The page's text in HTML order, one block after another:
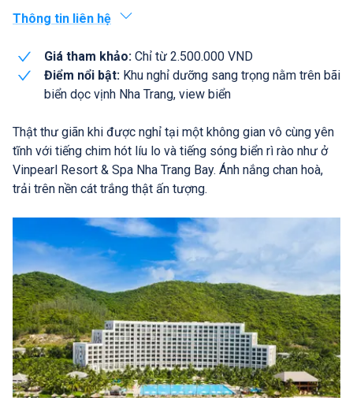
Thông tin liên hệ
Giá tham khảo: Chỉ từ 2.500.000 VND
Điểm nổi bật: Khu nghỉ dưỡng sang trọng nằm trên bãi
biển dọc vịnh Nha Trang, view biển
Thật thư giãn khi được nghỉ tại một không gian vô cùng yên
tĩnh với tiếng chim hót líu lo và tiếng sóng biển rì rào như ở
Vinpearl Resort & Spa Nha Trang Bay. Ánh nắng chan hoà,
trải trên nền cát trắng thật ấn tượng.